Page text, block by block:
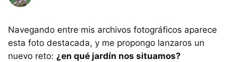
Navegando entre mis archivos fotográficos aparece
esta foto destacada, y me propongo lanzaros un
nuevo reto: ¿en qué jardín nos situamos?